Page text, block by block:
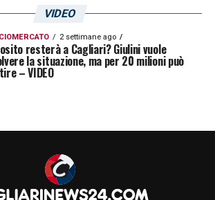
VIDEO
2 settimane ago
resterà a Cagliari? Giulini vuole
la situazione, ma per 20 milioni può
– VIDEO